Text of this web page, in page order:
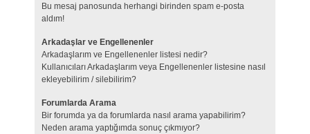
Bu mesaj panosunda herhangi birinden spam e-posta
aldım!
Arkadaşlar ve Engellenenler
Arkadaşlarım ve Engellenenler listesi nedir?
Kullanıcıları Arkadaşlarım veya Engellenenler listesine nasıl
ekleyebilirim / silebilirim?
Forumlarda Arama
Bir forumda ya da forumlarda nasıl arama yapabilirim?
Neden arama yaptığımda sonuç çıkmıyor?